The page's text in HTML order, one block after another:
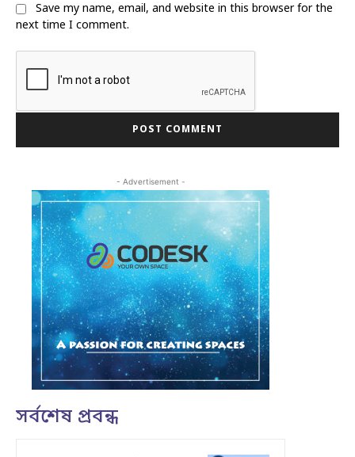
Save my name, email, and website in this browser for the
next time I comment.
- Advertisement -
সর্বশেষ প্রবন্ধ